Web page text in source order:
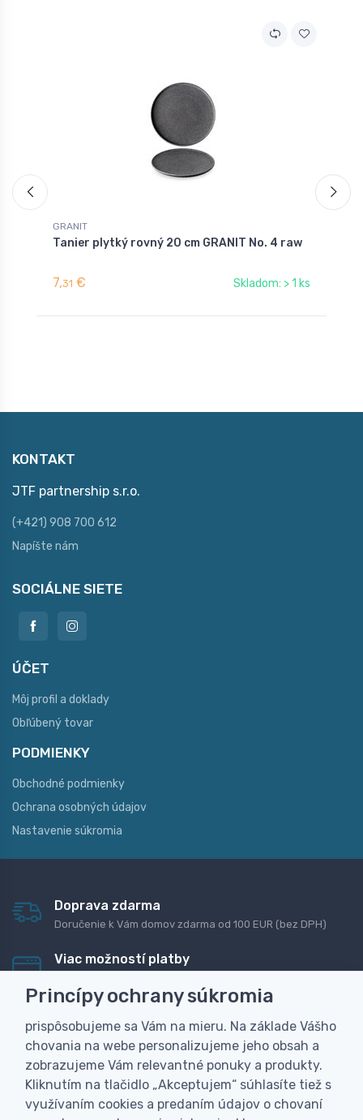
GRANIT
Tanier plytký rovný 20 cm GRANIT No. 4 raw
7,31 € Skladom: > 1 ks
KONTAKT
JTF partnership s.r.o.
(+421) 908 700 612
Napíšte nám
SOCIÁLNE SIETE
ÚČET
Môj profil a doklady
Obľúbený tovar
PODMIENKY
Obchodné podmienky
Ochrana osobných údajov
Nastavenie súkromia
Doprava zdarma
Doručenie k Vám domov zdarma od 100 EUR (bez DPH)
Viac možností platby
dobierku
Personalizácia
Vyrobíme Vám vlastný originálny darček
Skúsenosť
Široký sortiment, z ktorého Vám pomôžeme vybrať
Princípy ochrany súkromia
prispôsobujeme sa Vám na mieru. Na základe Vášho
chovania na webe personalizujeme jeho obsah a
zobrazujeme Vám relevantné ponuky a produkty.
Kliknutím na tlačidlo „Akceptujem“ súhlasíte tiež s
využívaním cookies a predaním údajov o chovaní